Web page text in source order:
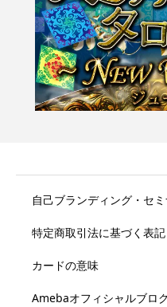
自己ブランディング・セ
特定商取引法に基づく表記
カードの意味
Amebaオフィシャルブロ